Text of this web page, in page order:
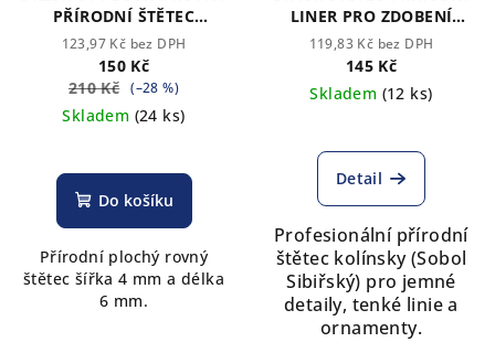
PŘÍRODNÍ ŠTĚTEC
ROUBLOFF
123,97 Kč bez DPH
150 Kč
210 Kč (–28 %)
Skladem (24 ks)
Do košíku
Přírodní plochý rovný
štětec šířka 4 mm a délka
6 mm.
LINER PRO ZDOBENÍ
NEHTŮ ROUBLOFF
119,83 Kč bez DPH
145 Kč
Skladem (12 ks)
hodnocení
produktu
z
5
hvězdiček.
Detail
Profesionální přírodní
štětec kolínsky (Sobol
Sibiřský) pro jemné
detaily, tenké linie a
ornamenty.